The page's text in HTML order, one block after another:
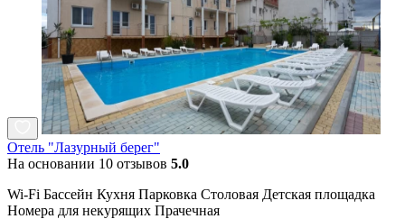
Отель "Лазурный берег"
На основании 10 отзывов 5.0
Wi-Fi Бассейн Кухня Парковка Столовая Детская площадка
Номера для некурящих Прачечная